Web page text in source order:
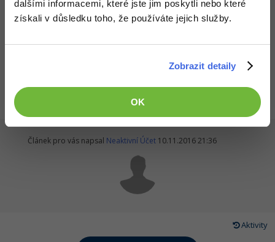
dalšími informacemi, které jste jim poskytli nebo které
získali v důsledku toho, že používáte jejich služby.
Zobrazit detaily
OK
Zprávy ze světa mobilních zařízení
Článek pro vás napsal Neaktivní Účet 10.11.2016 21:36
Aktivity